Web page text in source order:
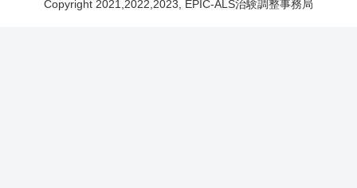
Copyright 2021,2022,2023, EPIC-ALS治験調整事務局